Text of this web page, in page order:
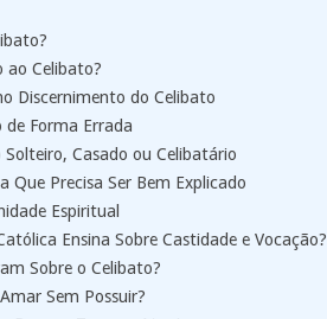
ao Celibato?
Discernimento do Celibato
de Forma Errada
Casado ou Celibatário
Que Precisa Ser Bem Explicado
Espiritual
Ensina Sobre Castidade e Vocação?
Sobre o Celibato?
Sem Possuir?